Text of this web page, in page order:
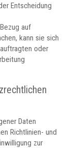
Entscheidung
auf
kann sie sich
oder
Daten
Richtlinien- und
zur